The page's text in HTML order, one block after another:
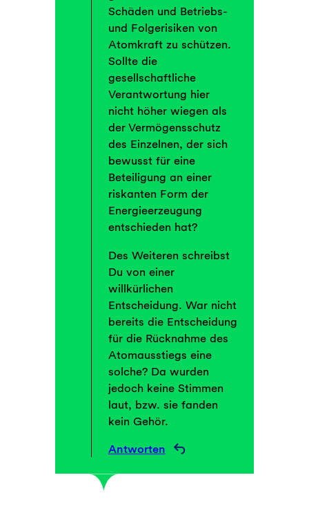
Schäden und Betriebs-
und Folgerisiken von
Atomkraft zu schützen.
Sollte die
gesellschaftliche
Verantwortung hier
nicht höher wiegen als
der Vermögensschutz
des Einzelnen, der sich
bewusst für eine
Beteiligung an einer
riskanten Form der
Energieerzeugung
entschieden hat?
Des Weiteren schreibst
Du von einer
willkürlichen
Entscheidung. War nicht
bereits die Entscheidung
für die Rücknahme des
Atomausstiegs eine
solche? Da wurden
jedoch keine Stimmen
laut, bzw. sie fanden
kein Gehör.
Antworten